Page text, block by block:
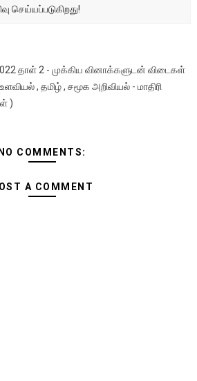
செய்யப்படுகிறது!
2022 தாள் 2 - முக்கிய வினாக்களுடன் விடைகள்
, தமிழ் , சமூக அறிவியல் - மாதிரி
)
NO COMMENTS:
A COMMENT